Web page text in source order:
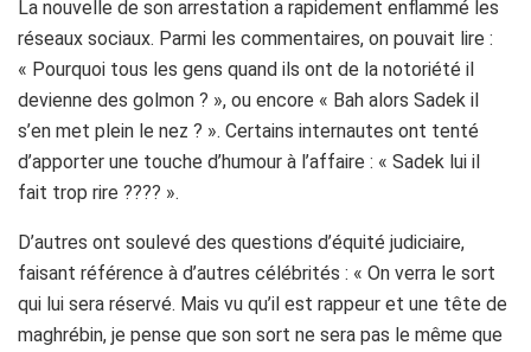
La nouvelle de son arrestation a rapidement enflammé les
réseaux sociaux. Parmi les commentaires, on pouvait lire :
« Pourquoi tous les gens quand ils ont de la notoriété il
devienne des golmon ? », ou encore « Bah alors Sadek il
s’en met plein le nez ? ». Certains internautes ont tenté
d’apporter une touche d’humour à l’affaire : « Sadek lui il
fait trop rire ???? ».
D’autres ont soulevé des questions d’équité judiciaire,
faisant référence à d’autres célébrités : « On verra le sort
qui lui sera réservé. Mais vu qu’il est rappeur et une tête de
maghrébin, je pense que son sort ne sera pas le même que